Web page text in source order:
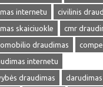
internetu
civilinis
skaiciuokle
cmr
draudimas
internetu
draudimas
darudimas